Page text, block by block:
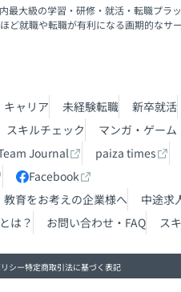
最大級の学習・研修・就活・転職プラ
ど就職や転職が有利になる画期的なサ
キャリア 未経験転職
新卒就活
スキルチェック
マンガ・ゲーム
Journal
paiza times
Facebook
教育をお考えの企業様へ
中途求
は？ お問い合わせ・FAQ ス
シー特定商取引法に基づく表記